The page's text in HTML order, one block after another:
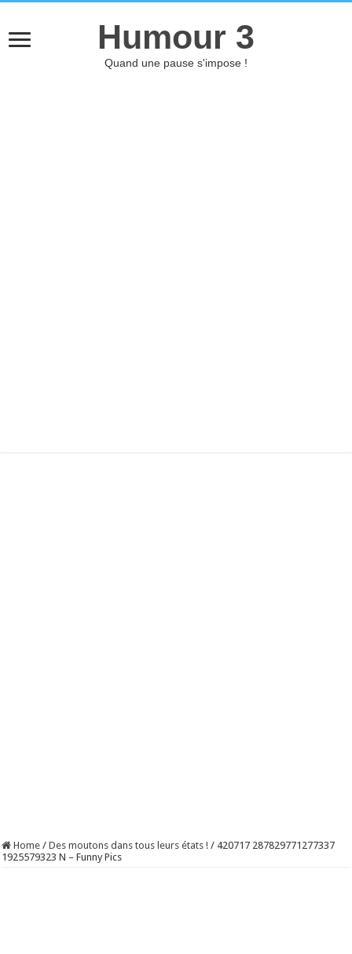
Humour 3
Quand une pause s'impose !
Home / Des moutons dans tous leurs états ! / 420717 287829771277337
1925579323 N – Funny Pics